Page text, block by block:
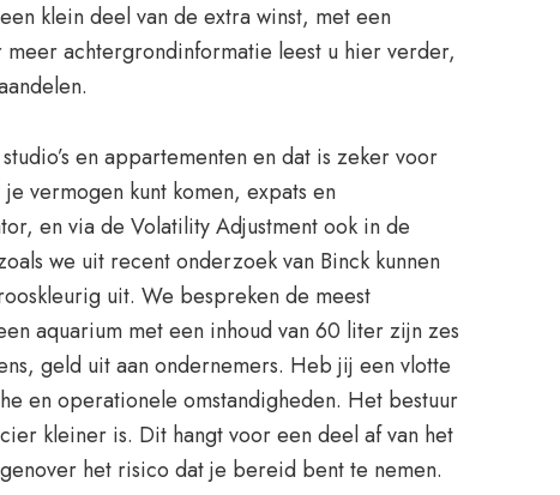
klein deel van de extra winst, met een
achtergrondinformatie leest u hier verder,
en appartementen en dat is zeker voor
vermogen kunt komen, expats en
en via de Volatility Adjustment ook in de
we uit recent onderzoek van Binck kunnen
uit. We bespreken de meest
aquarium met een inhoud van 60 liter zijn zes
geld uit aan ondernemers. Heb jij een vlotte
en operationele omstandigheden. Het bestuur
kleiner is. Dit hangt voor een deel af van het
het risico dat je bereid bent te nemen.